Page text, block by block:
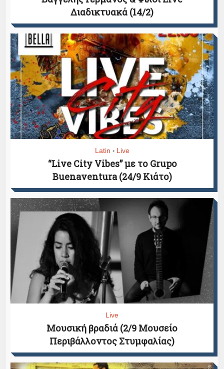
Διαδικτυακά (14/2)
Latin • Live
“Live City Vibes” με το Grupo
Buenaventura (24/9 Κιάτο)
Live
Μουσική βραδιά (2/9 Μουσείο
Περιβάλλοντος Στυμφαλίας)